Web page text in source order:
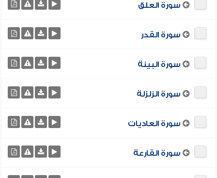
سورة العلق
سورة القدر
سورة البينة
سورة الزلزلة
سورة العاديات
سورة القارعة